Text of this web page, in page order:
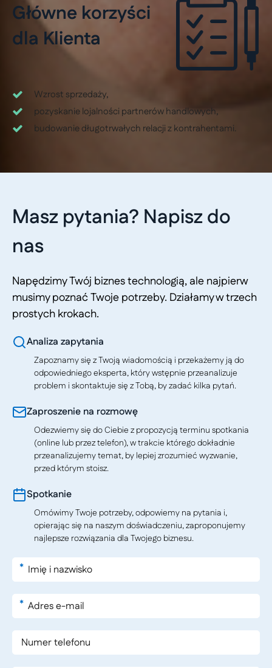
Główne korzyści
dla Klienta
Wzrost sprzedaży,
pozyskanie lojalności partnerów handlowych,
budowanie długotrwałych relacji z kontrahentami.
Masz pytania? Napisz do
nas
Napędzimy Twój biznes technologią, ale najpierw
musimy poznać Twoje potrzeby. Działamy w trzech
prostych krokach.
Analiza zapytania
Zapoznamy się z Twoją wiadomością i przekażemy ją do
odpowiedniego eksperta, który wstępnie przeanalizuje
problem i skontaktuje się z Tobą, by zadać kilka pytań.
Zaproszenie na rozmowę
Odezwiemy się do Ciebie z propozycją terminu spotkania
(online lub przez telefon), w trakcie którego dokładnie
przeanalizujemy temat, by lepiej zrozumieć wyzwanie,
przed którym stoisz.
Spotkanie
Omówimy Twoje potrzeby, odpowiemy na pytania i,
opierając się na naszym doświadczeniu, zaproponujemy
najlepsze rozwiązania dla Twojego biznesu.
*
*